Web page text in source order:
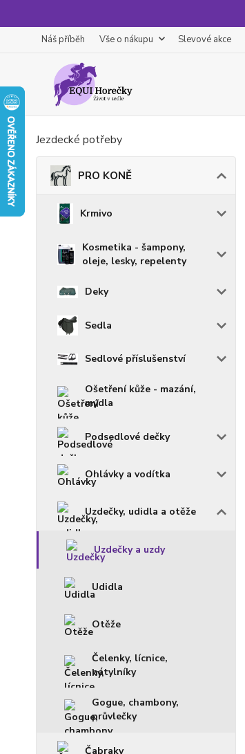
Náš příběh Vše o nákupu Slevové akce
Jezdecké potřeby
PRO KONĚ
Krmivo
Kosmetika - šampony,
oleje, lesky, repelenty
Deky
Sedla
Sedlové příslušenství
Ošetření kůže - mazání,
mýdla
Podsedlové dečky
Ohlávky a vodítka
Uzdečky, udidla a otěže
Uzdečky a uzdy
Udidla
Otěže
Čelenky, lícnice,
nátylníky
Gogue, chambony,
průvlečky
Čabraky